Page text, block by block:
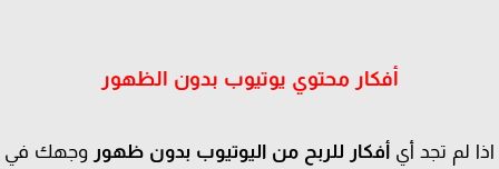
أفكار محتوي يوتيوب بدون الظهور
لم تجد أيأفكار للربح من اليوتيوب بدون ظهوروجهك في